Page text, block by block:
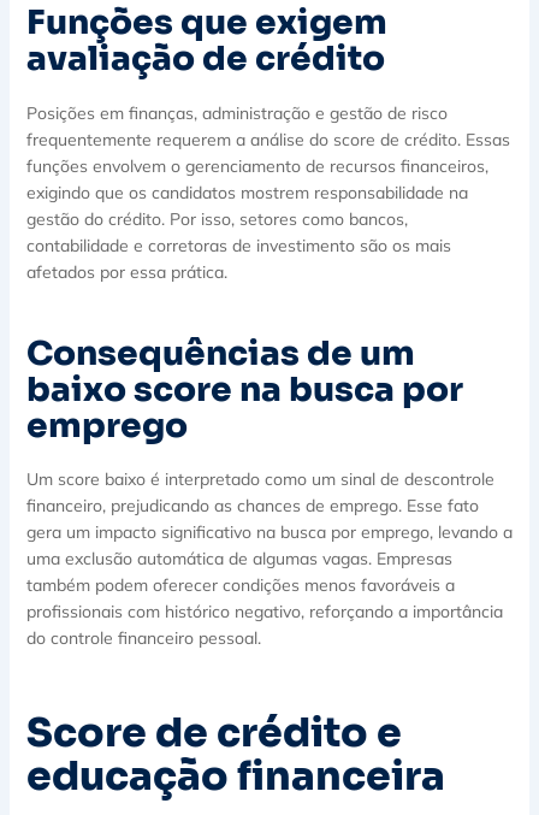
Funções que exigem
avaliação de crédito
Posições em finanças, administração e gestão de risco
frequentemente requerem a análise do score de crédito. Essas
funções envolvem o gerenciamento de recursos financeiros,
exigindo que os candidatos mostrem responsabilidade na
gestão do crédito. Por isso, setores como bancos,
contabilidade e corretoras de investimento são os mais
afetados por essa prática.
Consequências de um
baixo score na busca por
emprego
Um score baixo é interpretado como um sinal de descontrole
financeiro, prejudicando as chances de emprego. Esse fato
gera um impacto significativo na busca por emprego, levando a
uma exclusão automática de algumas vagas. Empresas
também podem oferecer condições menos favoráveis a
profissionais com histórico negativo, reforçando a importância
do controle financeiro pessoal.
Score de crédito e
educação financeira